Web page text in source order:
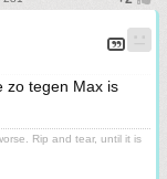
zo tegen Max is
Rip and tear, until it is